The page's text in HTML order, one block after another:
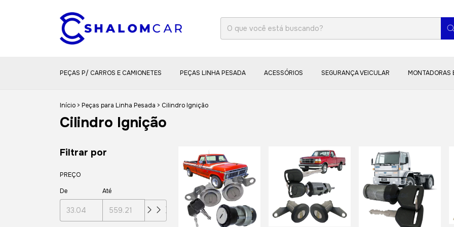
PEÇAS P/ CARROS E CAMIONETES PEÇAS LINHA PESADA ACESSÓRIOS SEGURANÇA VEICULAR MONTADORAS
Início > Peças para Linha Pesada > Cilindro Ignição
Cilindro Ignição
Filtrar por
PREÇO
De
Até